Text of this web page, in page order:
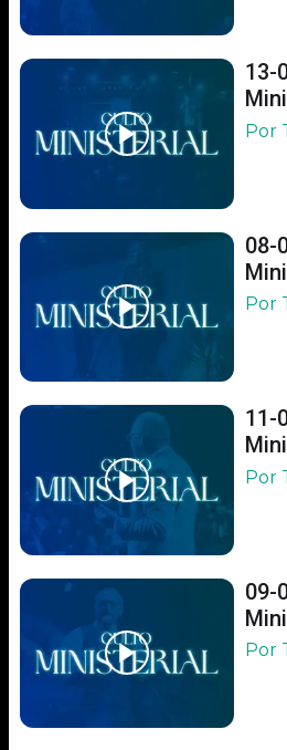
13-
Por
08-
Por
11-
Por
09-
Por